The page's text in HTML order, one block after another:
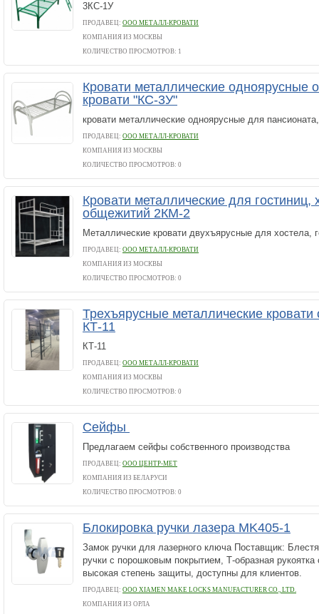
3КС-1У
ПРОДАВЕЦ: ООО МЕТАЛЛ-КРОВАТИ
КОМПАНИЯ ИЗ МОСКВЫ
КОЛИЧЕСТВО ПРОСМОТРОВ: 1
Кровати металлические одноярусные
кровати "КС-3У"
кровати металлические одноярусные для
ПРОДАВЕЦ: ООО МЕТАЛЛ-КРОВАТИ
КОМПАНИЯ ИЗ МОСКВЫ
КОЛИЧЕСТВО ПРОСМОТРОВ: 0
Кровати металлические для гостиниц,
общежитий 2КМ-2
Металлические кровати двухъярусные для хостела,
ПРОДАВЕЦ: ООО МЕТАЛЛ-КРОВАТИ
КОМПАНИЯ ИЗ МОСКВЫ
КОЛИЧЕСТВО ПРОСМОТРОВ: 0
Трехъярусные металлические кровати
КТ-11
КТ-11
ПРОДАВЕЦ: ООО МЕТАЛЛ-КРОВАТИ
КОМПАНИЯ ИЗ МОСКВЫ
КОЛИЧЕСТВО ПРОСМОТРОВ: 0
Сейфы
Предлагаем сейфы собственного производства
ПРОДАВЕЦ: ООО ЦЕНТР-МЕТ
КОМПАНИЯ ИЗ БЕЛАРУСИ
КОЛИЧЕСТВО ПРОСМОТРОВ: 0
Блокировка ручки лазера MK405-1
Замок ручки для лазерного ключа Поставщик:
ручки с порошковым покрытием, Т-образная
высокая степень защиты, доступны для клиентов.
ПРОДАВЕЦ: ООО XIAMEN MAKE LOCKS MANUFACTURER CO., LTD.
КОМПАНИЯ ИЗ ОРЛА